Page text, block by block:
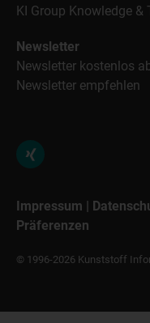
KI Group Knowledge &
Newsletter
Newsletter kostenlos
Newsletter empfehlen
Impressum |
Präferenzen
© 1996-2026 Kunststoff